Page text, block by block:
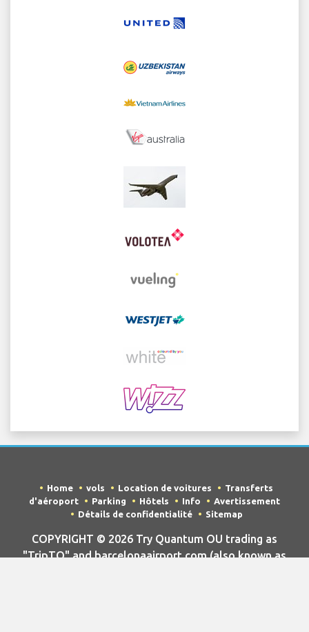
Home vols Location de voitures
Transferts
d'aéroport
Parking Hôtels Info
Avertissement
Détails de confidentialité
Sitemap
COPYRIGHT © 2026 Try Quantum OU trading as
"TripTQ" and barcelonaairport.com (also known as